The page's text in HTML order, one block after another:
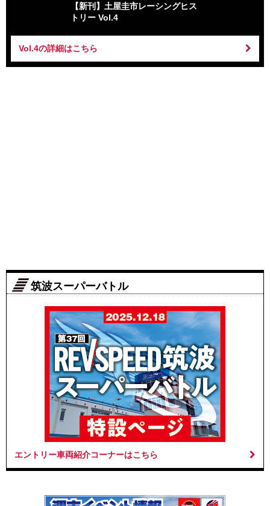
【新刊】土屋圭市レーシングヒス
トリー Vol.4
Vol.4の詳細はこちら
筑波スーパーバトル
エントリー車両紹介コーナーはこちら